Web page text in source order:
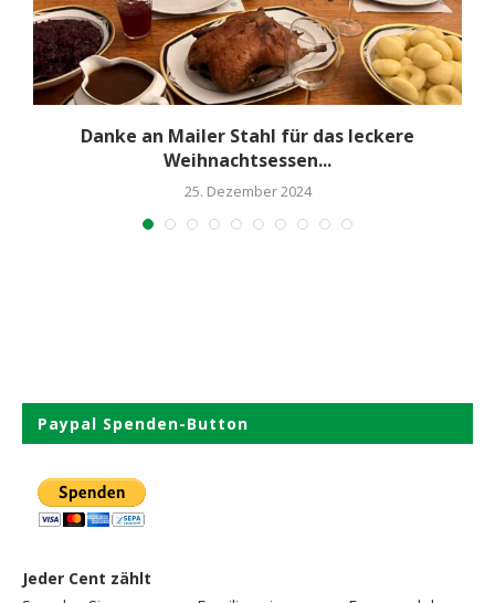
Danke an Mailer Stahl für das leckere
Weihnachtsessen...
25. Dezember 2024
Paypal Spenden-Button
Jeder Cent zählt